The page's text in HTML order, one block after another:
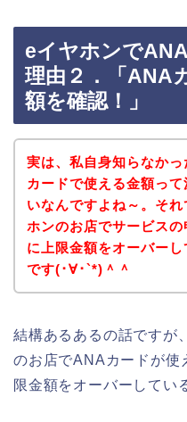
eイヤホンで
理由２．「ANA
額を確認！」
実は、私自身知らなか
カードで使える金額っ
いなんですよね～。そ
ホンのお店でサービス
に上限金額をオーバー
です(･∀･`*)＾＾
結構あるあるの話ですが
のお店でANAカードが使
限金額をオーバーしてい